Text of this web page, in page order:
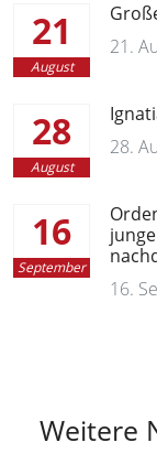
21
August
21.
28
August
28.
16
September
16.
Weitere